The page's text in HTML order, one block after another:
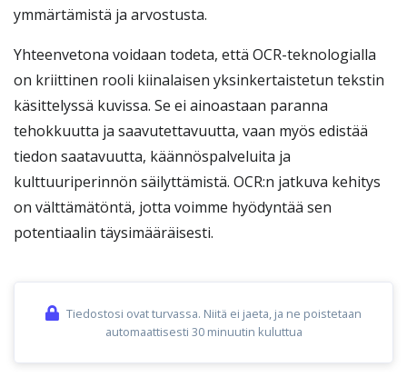
ymmärtämistä ja arvostusta.
Yhteenvetona voidaan todeta, että OCR-teknologialla
on kriittinen rooli kiinalaisen yksinkertaistetun tekstin
käsittelyssä kuvissa. Se ei ainoastaan paranna
tehokkuutta ja saavutettavuutta, vaan myös edistää
tiedon saatavuutta, käännöspalveluita ja
kulttuuriperinnön säilyttämistä. OCR:n jatkuva kehitys
on välttämätöntä, jotta voimme hyödyntää sen
potentiaalin täysimääräisesti.
Tiedostosi ovat turvassa. Niitä ei jaeta, ja ne poistetaan
automaattisesti 30 minuutin kuluttua